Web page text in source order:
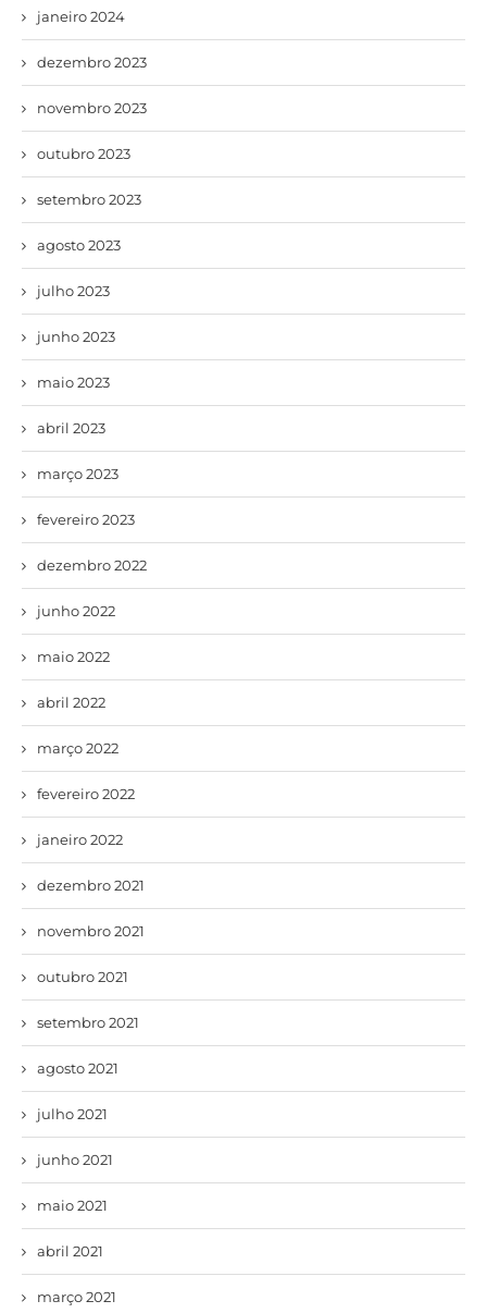
janeiro 2024
dezembro 2023
novembro 2023
outubro 2023
setembro 2023
agosto 2023
julho 2023
junho 2023
maio 2023
abril 2023
março 2023
fevereiro 2023
dezembro 2022
junho 2022
maio 2022
abril 2022
março 2022
fevereiro 2022
janeiro 2022
dezembro 2021
novembro 2021
outubro 2021
setembro 2021
agosto 2021
julho 2021
junho 2021
maio 2021
abril 2021
março 2021